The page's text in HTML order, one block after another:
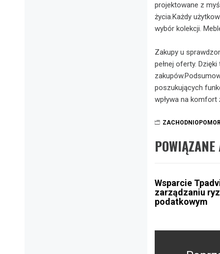
projektowane z
życia.Każdy
wybór kolekcji.
Zakupy u
pełnej oferty.
poszukujących
wpływa na komfort
Wsparcie
zarządzaniu
podatkowym
Nawigacja